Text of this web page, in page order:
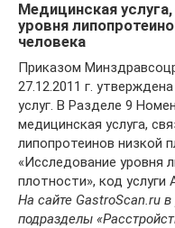
Медицинская
уровня
человека
Приказом
27.12.2011 г.
услуг. В Разделе 9
медицинская услуга,
липопротеинов низкой
«Исследование уровня
плотности», код услуги
На сайте GastroScan.ru
подразделы